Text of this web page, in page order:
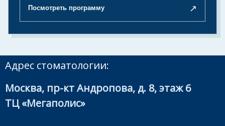
Посмотреть программу ↗
Адрес стоматологии:
Москва, пр-кт Андропова, д. 8, этаж 6
ТЦ «Мегаполис»